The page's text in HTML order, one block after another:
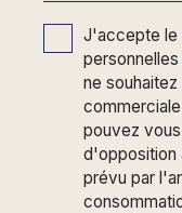
J'accepte le
ne
pouvez
d'opposition
prévu par